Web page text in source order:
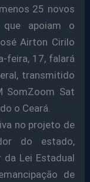
25 novos
que apoiam o
Airton Cirilo
feira, 17, falará
transmitido
SomZoom Sat
o Ceará.
no projeto de
do estado,
Lei Estadual
de